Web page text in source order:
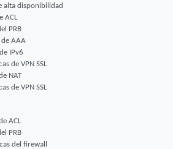
alta disponibilidad
ACL
PRB
de AAA
IPv6
de VPN SSL
NAT
de VPN SSL
ACL
PRB
del firewall